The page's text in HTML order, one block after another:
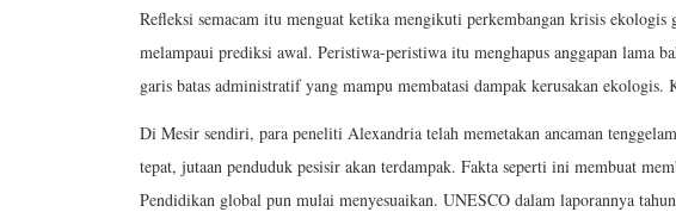
Refleksi semacam itu menguat ketika mengikuti perkembangan krisis
melampaui prediksi awal. Peristiwa-peristiwa itu menghapus anggapan lama
garis batas administratif yang mampu membatasi dampak kerusakan
Di Mesir sendiri, para peneliti Alexandria telah memetakan ancaman
tepat, jutaan penduduk pesisir akan terdampak. Fakta seperti ini membuat
Pendidikan global pun mulai menyesuaikan. UNESCO dalam laporannya